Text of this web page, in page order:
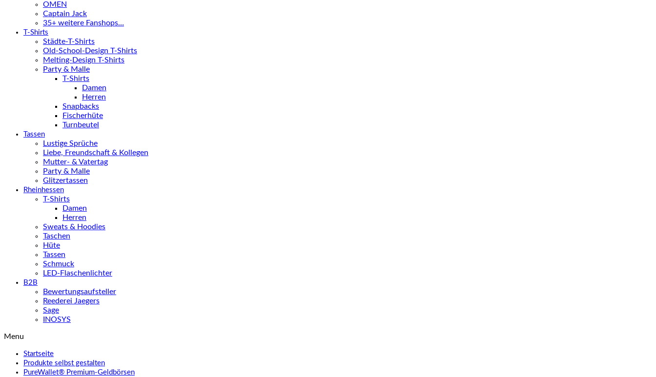
OMEN
Captain Jack
35+ weitere Fanshops…
T-Shirts
Städte-T-Shirts
Old-School-Design T-Shirts
Melting-Design T-Shirts
Party & Malle
T-Shirts
Damen
Herren
Snapbacks
Fischerhüte
Turnbeutel
Tassen
Lustige Sprüche
Liebe, Freundschaft & Kollegen
Mutter- & Vatertag
Party & Malle
Glitzertassen
Rheinhessen
T-Shirts
Damen
Herren
Sweats & Hoodies
Taschen
Hüte
Tassen
Schmuck
LED-Flaschenlichter
B2B
Bewertungsaufsteller
Reederei Jaegers
Sage
INOSYS
Menu
Startseite
Produkte selbst gestalten
PureWallet® Premium-Geldbörsen